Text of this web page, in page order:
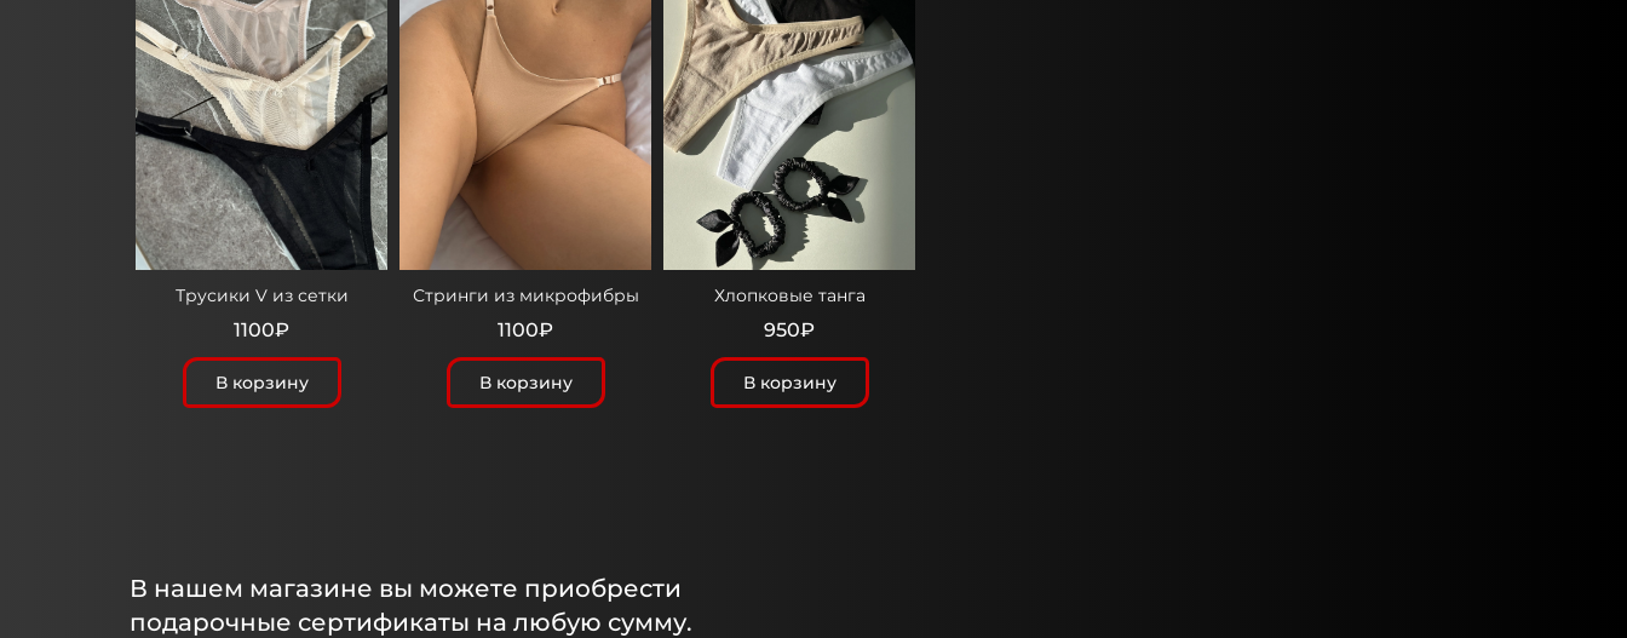
Трусики V из сетки
1100₽
В корзину
Стринги из микрофибры
1100₽
В корзину
Хлопковые танга
950₽
В корзину
В нашем магазине вы можете приобрести
подарочные сертификаты на любую сумму.